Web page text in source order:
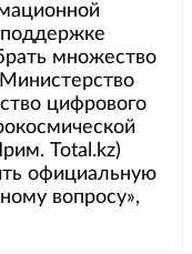
поддержке
множество
цифрового
Total.kz)
официальную
вопросу»,